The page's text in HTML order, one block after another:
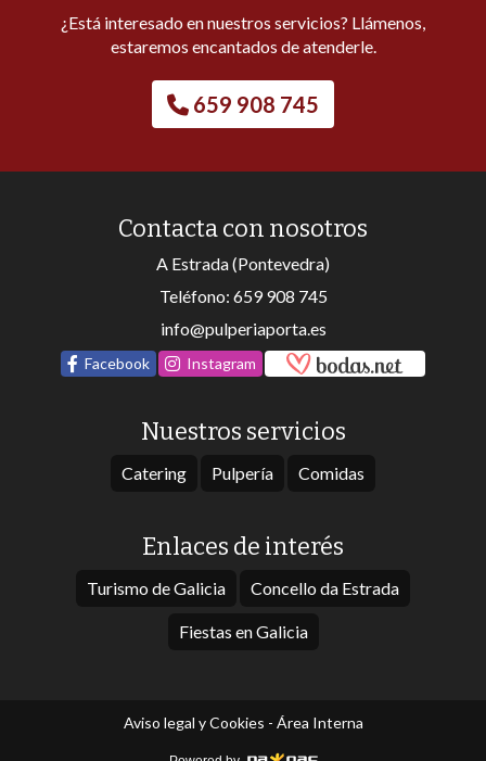
¿Está interesado en nuestros servicios? Llámenos,
estaremos encantados de atenderle.
659 908 745
Enlaces de interés
Turismo de Galicia Concello da Estrada
Fiestas en Galicia
Nuestros servicios
Catering Pulpería Comidas
Contacta con nosotros
A Estrada (Pontevedra)
Teléfono: 659 908 745
info@pulperiaporta.es
Facebook Instagram
Aviso legal y Cookies - Área Interna